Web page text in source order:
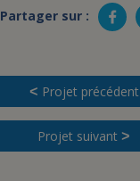
Partager sur :
< Projet précédent
Projet suivant >